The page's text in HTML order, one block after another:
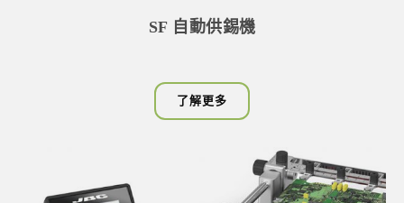
SF 自動供錫機
了解更多